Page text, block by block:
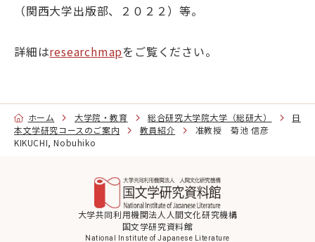
デジラボ
お問い合わせ アクセス
（関西大学出版部、２０２２）等。
詳細はresearchmapをご覧ください。
ホーム 大学院・教育 総合研究大学院大学（総研大）
日
本文学研究コースのご案内
教員紹介
准教授 菊池 信彦
KIKUCHI, Nobuhiko
大学共同利用機関法人人間文化研究機構
国文学研究資料館
National Institute of Japanese Literature